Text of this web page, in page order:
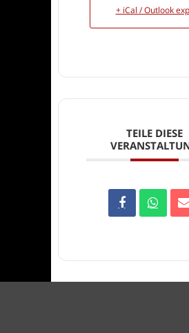
+ iCal / Outlook
TEILE DIESE